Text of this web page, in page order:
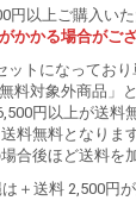
円以上ご購入い
かかる場合がござ
ットになってお
料対象外商品」
円以上が送料
送料無料となり
合後ほど送料を
＋送料 2,500円